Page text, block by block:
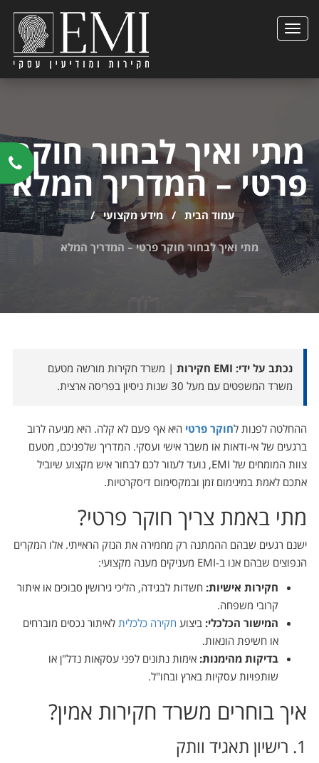
הצגת
מתי ואיך לבחור חוקר
פרטי – המדריך המלא
עמוד הבית / מידע מקצועי /
מתי ואיך לבחור חוקר פרטי – המדריך המלא
נכתב על ידי: EMI חקירות
| משרד חקירות מורשה מטעם
משרד המשפטים עם מעל 30 שנות ניסיון בפריסה ארצית.
ההחלטה לפנות לחוקר פרטי היא אף פעם לא קלה. היא מגיעה לרוב
ברגעים של אי-ודאות או משבר אישי ועסקי. המדריך שלפניכם, מטעם
צוות המומחים של EMI, נועד לעזור לכם לבחור איש מקצוע שיוביל
אתכם לאמת במינימום זמן ובמקסימום דיסקרטיות.
מתי באמת צריך חוקר פרטי?
ישנם רגעים שבהם ההמתנה רק מחמירה את הנזק הראייתי. אלו המקרים
הנפוצים שבהם אנו ב-EMI מעניקים מענה מקצועי:
חקירות אישיות: חשדות לבגידה, הליכי גירושין סבוכים או איתור
קרובי משפחה.
המישור הכלכלי: ביצוע חקירה כלכלית לאיתור נכסים מוברחים
או חשיפת הונאות.
בדיקות מהימנות: אימות נתונים לפני עסקאות נדל"ן או
שותפויות עסקיות בארץ ובחו"ל.
איך בוחרים משרד חקירות אמין?
1. רישיון תאגיד וותק